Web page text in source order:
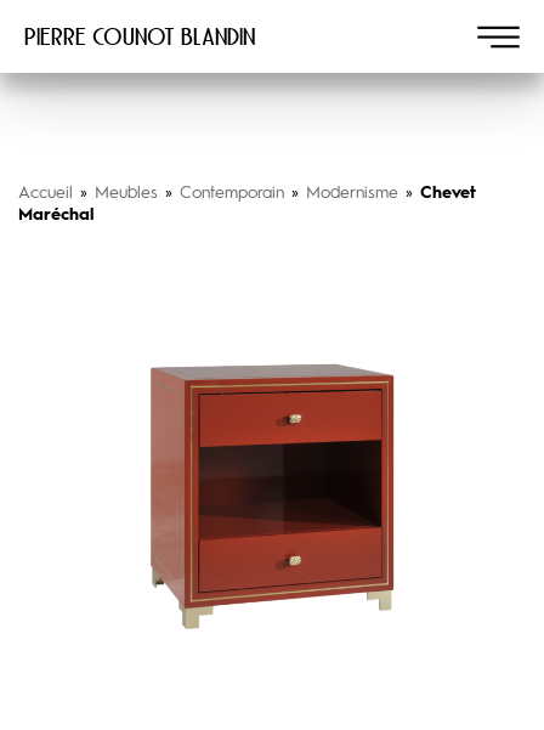
Pierre COUNOT BLANDIN
Accueil » Meubles » Contemporain » Modernisme » Chevet
Maréchal